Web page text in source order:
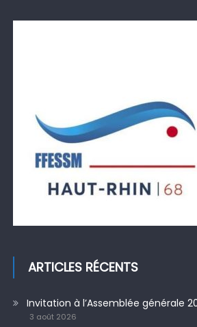
ARTICLES RÉCENTS
Invitation à l’Assemblée générale
3 août 2026